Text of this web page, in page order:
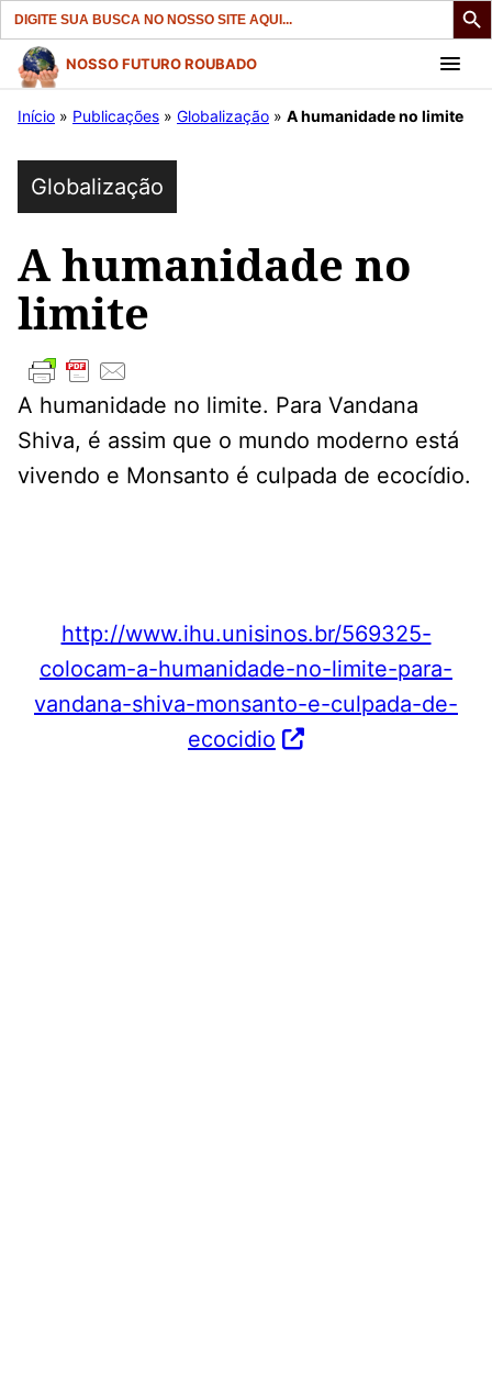
Search
for:
Pular
para
conteúdo
NOSSO FUTURO ROUBADO
Início » Publicações » Globalização » A humanidade no limite
Globalização
A humanidade no
limite
A humanidade no limite. Para Vandana
Shiva, é assim que o mundo moderno está
vivendo e Monsanto é culpada de ecocídio.
http://www.ihu.unisinos.br/569325-
colocam-a-humanidade-no-limite-para-
vandana-shiva-monsanto-e-culpada-de-
ecocidio